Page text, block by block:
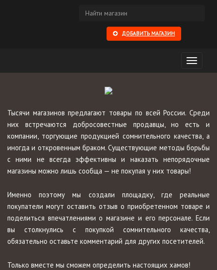
ДОБАВИТЬ МАГАЗИН
Открыть
Тысячи магазинов предлагают товары по всей России. Среди
них встречаются добросовестные продавцы, но есть и
компании, торгующие продукцией сомнительного качества, а
иногда и откровенным браком. Существующие методы борьбы
с ними не всегда эффективны и наказать непорядочные
магазины можно лишь сообща — не покупая у них товары!
Именно поэтому мы создали площадку, где реальные
покупатели могут оставить отзыв о приобретенном товаре и
поделиться впечатлениями о магазине и его персонале. Если
вы столкнулись с покупкой сомнительного качества,
обязательно оставьте комментарий для других посетителей.
Только вместе мы сможем определить настоящих хамов!